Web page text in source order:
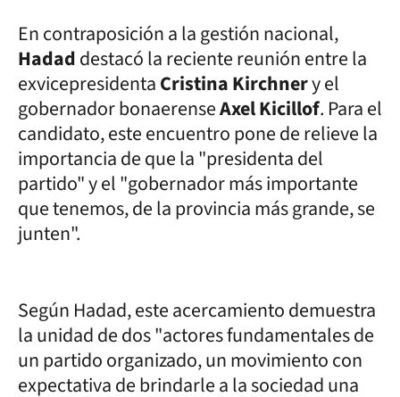
En contraposición a la gestión nacional,
Hadaddestacó la reciente reunión entre la
exvicepresidentaCristina Kirchnery el
gobernador bonaerenseAxel Kicillof. Para el
candidato, este encuentro pone de relieve la
importancia de que la "presidenta del
partido" y el "gobernador más importante
que tenemos, de la provincia más grande, se
junten".
Según Hadad, este acercamiento demuestra
la unidad de dos "actores fundamentales de
un partido organizado, un movimiento con
expectativa de brindarle a la sociedad una